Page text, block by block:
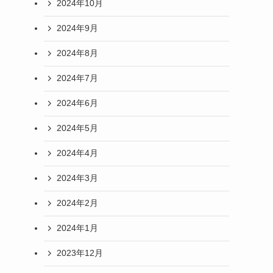
2024年10月
2024年9月
2024年8月
2024年7月
2024年6月
2024年5月
2024年4月
2024年3月
2024年2月
2024年1月
2023年12月